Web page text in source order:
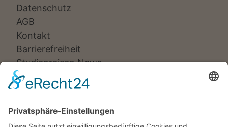
Datenschutz
AGB
Kontakt
Barrierefreiheit
Studienreisen News
Veranstalter:
Ameropa Reisen
Bavaria Fernreisen